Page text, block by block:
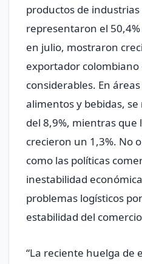
productos de
representaron el
en julio, mostraron
exportador
considerables. En
alimentos y bebidas,
del 8,9%, mientras
crecieron un 1,3%. No
como las políticas
inestabilidad
problemas logísticos
estabilidad del
“La reciente huelga de